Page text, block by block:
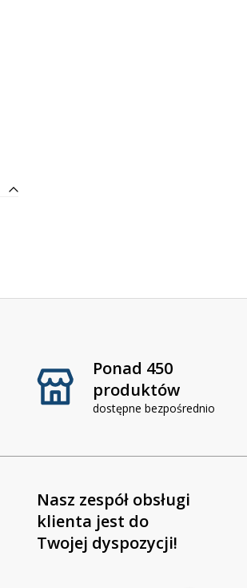
Ponad 450
produktów
dostępne bezpośrednio
Nasz zespół obsługi
klienta jest do
Twojej dyspozycji!